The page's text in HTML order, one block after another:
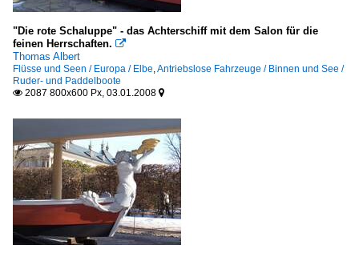
"Die rote Schaluppe" - das Achterschiff mit dem Salon für die
feinen Herrschaften. 
Thomas Albert
Flüsse und Seen / Europa / Elbe,Antriebslose Fahrzeuge / Binnen und See /
Ruder- und Paddelboote
 2087 800x600 Px, 03.01.2008 